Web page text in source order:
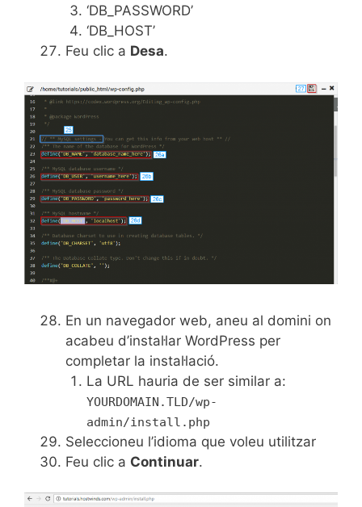
‘DB_PASSWORD’
‘DB_HOST’
Feu clic a Desa.
En un navegador web, aneu al domini on
acabeu d’instal·lar WordPress per
completar la instal·lació.
La URL hauria de ser similar a:
YOURDOMAIN.TLD/wp-
admin/install.php
Seleccioneu l’idioma que voleu utilitzar
Feu clic a Continuar.